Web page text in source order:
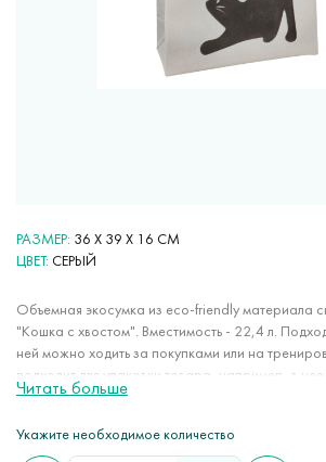
РАЗМЕР 36 X 39 X 16 СМ
ЦВЕТ СЕРЫЙ
Объемная экосумка из eco-friendly материала
"Кошка с хвостом". Вместимость - 22,4 л.
ней можно ходить за покупками или на
подходит для упаковки товара, например, в
помещается средняя коробка от обуви. Эти
не растягиваются, не мнутся, занимают мало
Читать больше
Укажите необходимое количество